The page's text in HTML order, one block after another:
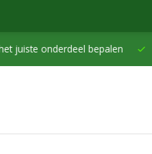
juiste onderdeel bepalen